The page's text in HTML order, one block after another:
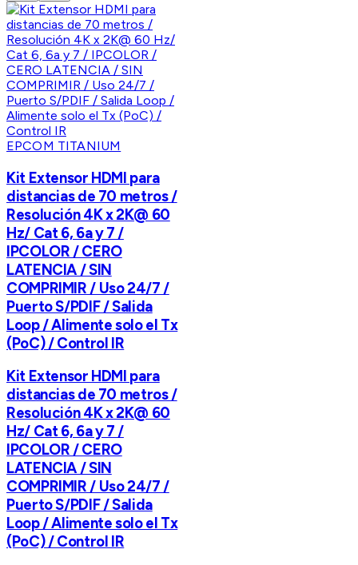
EPCOM TITANIUM
Kit Extensor HDMI para
distancias de 70 metros /
Resolución 4K x 2K@ 60
Hz/ Cat 6, 6a y 7 /
IPCOLOR / CERO
LATENCIA / SIN
COMPRIMIR / Uso 24/7 /
Puerto S/PDIF / Salida
Loop / Alimente solo el Tx
(PoC) / Control IR
Kit Extensor HDMI para
distancias de 70 metros /
Resolución 4K x 2K@ 60
Hz/ Cat 6, 6a y 7 /
IPCOLOR / CERO
LATENCIA / SIN
COMPRIMIR / Uso 24/7 /
Puerto S/PDIF / Salida
Loop / Alimente solo el Tx
(PoC) / Control IR